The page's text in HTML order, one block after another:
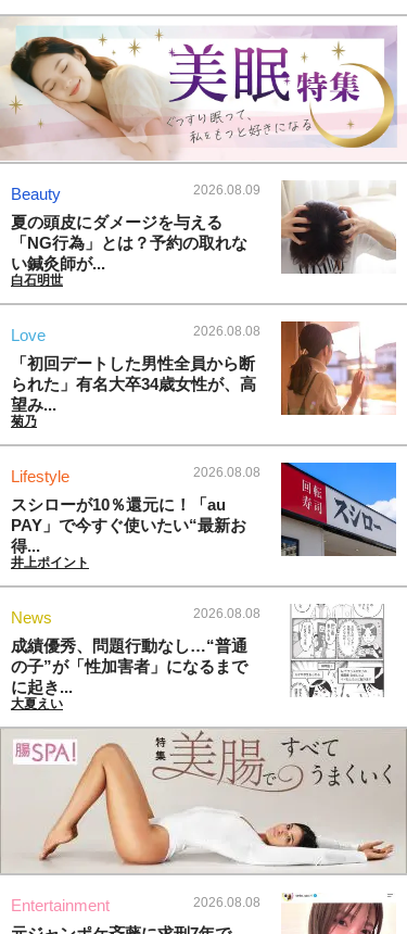
Beauty 2026.08.09
夏の頭皮にダメージを与える
「NG行為」とは？予約の取れな
い鍼灸師が...
白石明世
Love 2026.08.08
「初回デートした男性全員から断
られた」有名大卒34歳女性が、高
望み...
菊乃
Lifestyle 2026.08.08
スシローが10％還元に！「au
PAY」で今すぐ使いたい“最新お
得...
井上ポイント
News 2026.08.08
成績優秀、問題行動なし…“普通
の子”が「性加害者」になるまで
に起き...
大夏えい
Entertainment 2026.08.08